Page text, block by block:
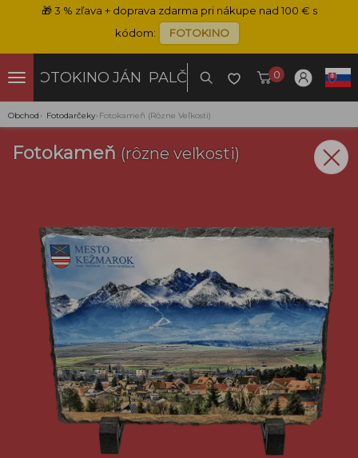
🎁3 % zľava + doprava zdarma pri nákupe nad 100 € s
kódom:
FOTOKINO
FOTOKINO JÁN PALČO 0
Obchod › Fotodarčeky› Fotokameň (rôzne Veľkosti)
Fotokameň (rôzne veľkosti)